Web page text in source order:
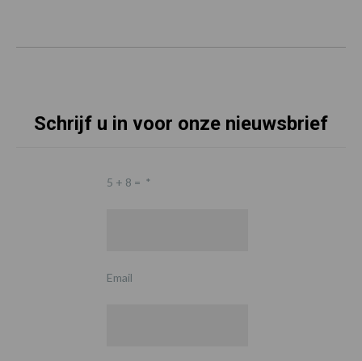
Schrijf u in voor onze nieuwsbrief
5 + 8 = *
Email